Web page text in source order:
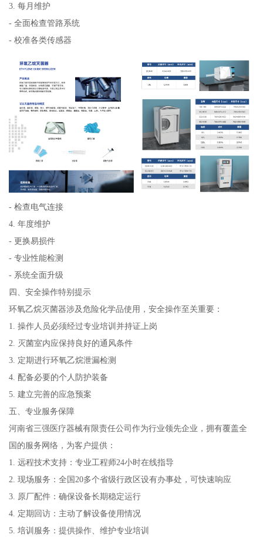
3. 每月维护
- 全面检查管路系统
- 校准各类传感器
- 检查电气连接
4. 年度维护
- 更换易损件
- 专业性能检测
- 系统全面升级
四、安全操作特别提示
环氧乙烷灭菌器涉及危险化学品使用，安全操作至关重要：
1. 操作人员必须经过专业培训并持证上岗
2. 灭菌室内应保持良好的通风条件
3. 定期进行环氧乙烷泄漏检测
4. 配备必要的个人防护装备
5. 建立完善的应急预案
五、专业服务保障
河南省三强医疗器械有限责任公司作为行业领先企业，拥有覆盖全
国的服务网络，为客户提供：
1. 远程技术支持：专业工程师24小时在线指导
2. 现场服务：全国20多个省级行政区设有办事处，可快速响应
3. 原厂配件：确保设备长期稳定运行
4. 定期回访：主动了解设备使用情况
5. 培训服务：提供操作、维护专业培训